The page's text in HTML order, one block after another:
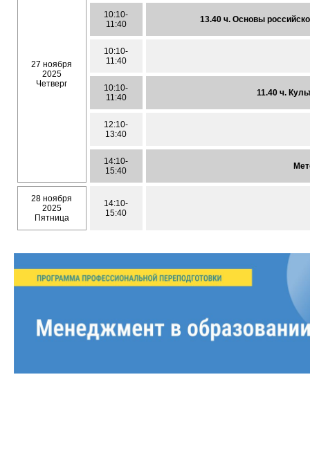
27 ноября
2025
Четверг
10:10-
11:40
13.40 ч. Основы
10:10-
11:40
10:10-
11:40
11.40 ч.
12:10-
13:40
14:10-
15:40
28 ноября
2025
Пятница
14:10-
15:40